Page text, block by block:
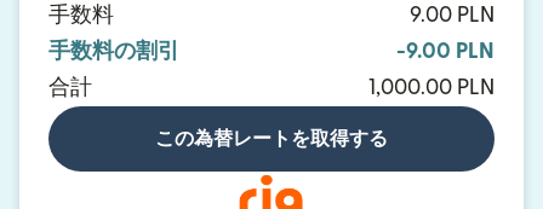
手数料
9.00 PLN
手数料の割引
-9.00 PLN
合計
1,000.00 PLN
この為替レートを取得する